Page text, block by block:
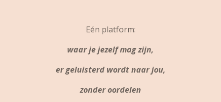
Eén platform:
waar je jezelf mag zijn,
er geluisterd wordt naar jou,
zonder oordelen